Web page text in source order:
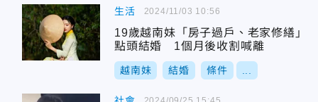
生活
19歲越南妹「房子過戶、老家修繕」
點頭結婚 1個月後收割喊離
越南妹 結婚 條件
2024/11/03 10:56